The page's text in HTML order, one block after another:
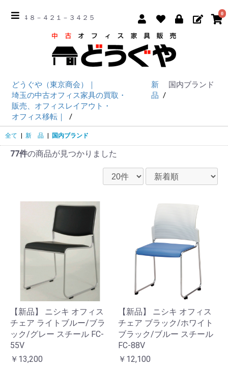
☎ ０４８－４２１－３４２５
0
どうぐや（東京商会）｜
埼玉の中古オフィス家具の買取・
販売、オフィスレイアウト・
オフィス移転｜
新
品
国内ブランド
全て 新 品 国内ブランド
77件の商品が見つかりました
【新品】 ニシキ オフィス
チェア ライトブルー/ブラ
ック/グレー スチール FC-
55V
￥13,200
【新品】 ニシキ オフィス
チェア ブラック/ホワイト
ブラック/ブルー スチール
FC-88V
￥12,100